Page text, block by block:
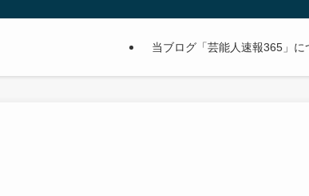
当ブログ「芸能人速報365」に